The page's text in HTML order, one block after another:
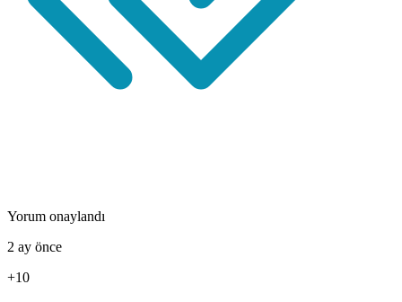
Yorum onaylandı
2 ay önce
+10